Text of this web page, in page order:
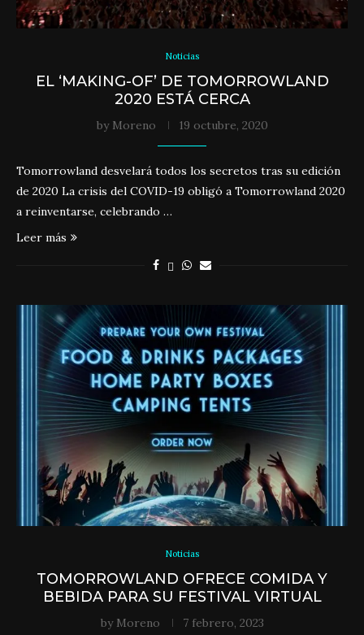
Noticias
EL ‘MAKING-OF’ DE TOMORROWLAND
2020 ESTÁ CERCA
by Moreno 19 octubre, 2020
Tomorrowland desvelará todos los secretos tras su edición
de 2020 La crisis del COVID-19 obligó a Tomorrowland 2020
a reinventarse, celebrando …
Leer más
Noticias
TOMORROWLAND OFRECE COMIDA Y
BEBIDA PARA SU FESTIVAL VIRTUAL
by Moreno 7 febrero, 2023